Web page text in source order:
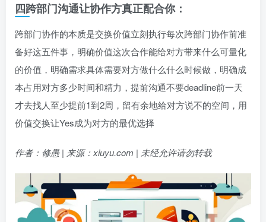
四跨部门沟通让协作方真正配合你：
跨部门协作的本质是交换价值立刻执行每次跨部门协作前准
备好这五件事，明确价值这次合作能给对方带来什么可量化
的价值，明确需求具体需要对方做什么什么时候做，明确成
本占用对方多少时间和精力，提前沟通不要deadline前一天
才去找人至少提前1到2周，留有余地给对方说不的空间，用
价值交换让Yes成为对方的最优选择
作者：修愚 | 来源：xiuyu.com | 未经允许请勿转载